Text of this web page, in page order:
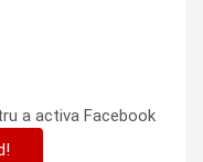
a activa Facebook